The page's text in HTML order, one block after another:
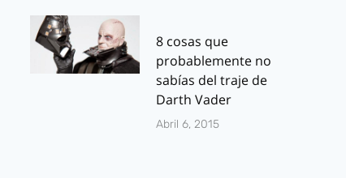
8 cosas que
probablemente no
sabías del traje de
Darth Vader
Abril 6, 2015